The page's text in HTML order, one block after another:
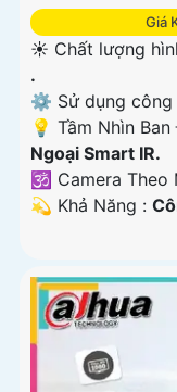
Giá
☀️ Chất lượng
.
⚙ Sử dụng công
💡 Tầm Nhìn
Ngoại Smart IR.
🕉️ Camera Theo
️💫 Khả Năng :